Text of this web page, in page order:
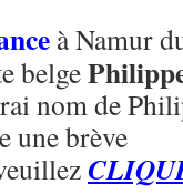
à Namur
belge
nom de
une brève